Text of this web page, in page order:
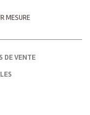
MESURE
DE VENTE